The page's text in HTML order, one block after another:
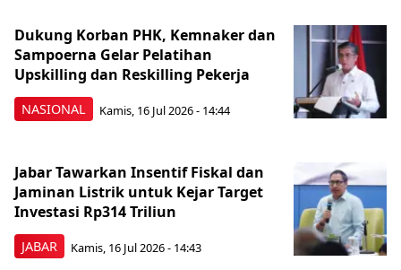
NASIONAL
Dukung Korban PHK, Kemnaker dan
Sampoerna Gelar Pelatihan
Upskilling dan Reskilling Pekerja
Kamis, 16 Jul 2026 - 14:44
JABAR
Jabar Tawarkan Insentif Fiskal dan
Jaminan Listrik untuk Kejar Target
Investasi Rp314 Triliun
Kamis, 16 Jul 2026 - 14:43